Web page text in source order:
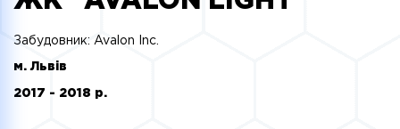
Забудовник: Avalon Inc.
м. Львів
2017 - 2018 р.